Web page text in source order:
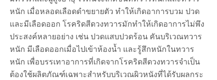
หนัก เมื่อหลอดเลือดดำขยายตัว ทำให้เกิดอาการบวม ปวด
และมีเลือดออก โรคริดสีดวงทวารมักทำให้เกิดอาการไม่พึง
ประสงค์หลายอย่าง เช่น ปวดแสบปวดร้อน คันบริเวณทวาร
หนัก มีเลือดออกเมื่อไปเข้าห้องน้ำ และรู้สึกหนักในทวาร
หนัก เพื่อบรรเทาอาการที่เกิดจากโรคริดสีดวงทวารจำเป็น
ต้องใช้ผลิตภัณฑ์เฉพาะสำหรับบริเวณผิวหนังที่ได้รับผลกระ